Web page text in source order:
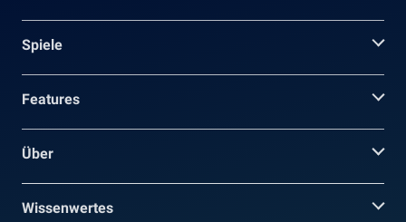
Spiele
Features
Über
Wissenwertes